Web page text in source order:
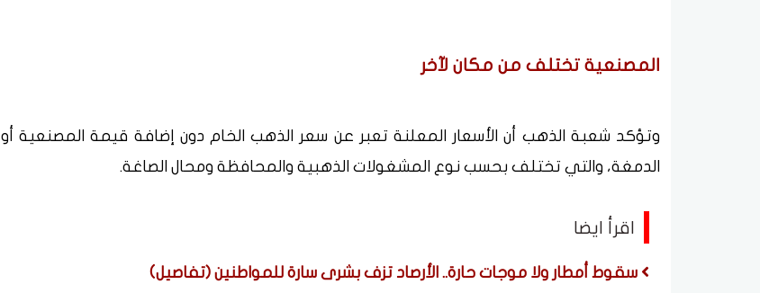
المصنعية تختلف من مكان لآخر
وتؤكد شعبة الذهب أن الأسعار المعلنة تعبر عن سعر الذهب الخام دون إضافة قيمة المصنعية أو
الدمغة، والتي تختلف بحسب نوع المشغولات الذهبية والمحافظة ومحال الصاغة.
اقرأ ايضا
سقوط أمطار ولا موجات حارة.. الأرصاد تزف بشرى سارة للمواطنين (تفاصيل)